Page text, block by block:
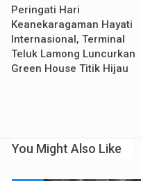
Peringati Hari
Keanekaragaman Hayati
Internasional, Terminal
Teluk Lamong Luncurkan
Green House Titik Hijau
You Might Also Like